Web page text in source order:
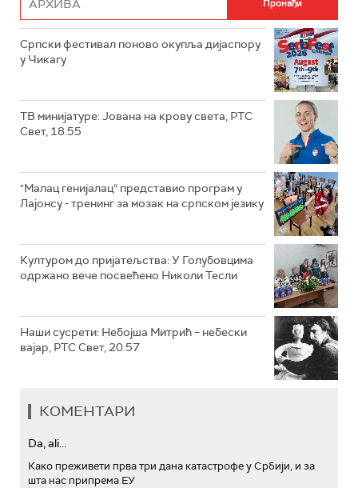
Српски фестивал поново окупља дијаспору
у Чикагу
ТВ минијатуре: Јована на крову света, РТС
Свет, 18.55
"Малац генијалац“ представио програм у
Лајонсу - тренинг за мозак на српском језику
Културом до пријатељства: У Голубовцима
одржано вече посвећено Николи Тесли
Наши сусрети: Небојша Митрић – небески
вајар, РТС Свет, 20.57
КОМЕНТАРИ
Da, ali...
Како преживети прва три дана катастрофе у Србији, и за
шта нас припрема ЕУ